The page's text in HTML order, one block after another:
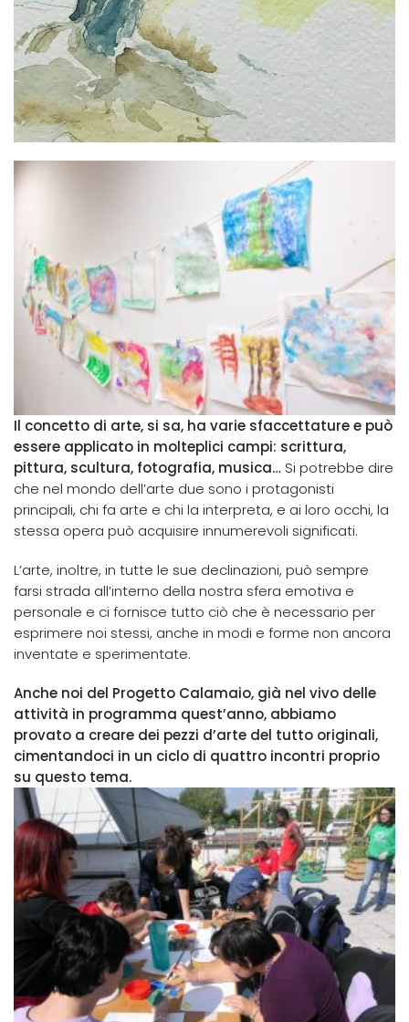
Il concetto di arte, si sa, ha varie sfaccettature e può
essere applicato in molteplici campi: scrittura,
pittura, scultura, fotografia, musica… Si potrebbe dire
che nel mondo dell’arte due sono i protagonisti
principali, chi fa arte e chi la interpreta, e ai loro occhi, la
stessa opera può acquisire innumerevoli significati.
L’arte, inoltre, in tutte le sue declinazioni, può sempre
farsi strada all’interno della nostra sfera emotiva e
personale e ci fornisce tutto ciò che è necessario per
esprimere noi stessi, anche in modi e forme non ancora
inventate e sperimentate.
Anche noi del Progetto Calamaio, già nel vivo delle
attività in programma quest’anno, abbiamo
provato a creare dei pezzi d’arte del tutto originali,
cimentandoci in un ciclo di quattro incontri proprio
su questo tema.